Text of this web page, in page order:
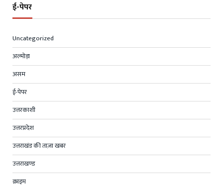
ई-पेपर
Uncategorized
अल्मोड़ा
असम
ई-पेपर
उत्तरकाशी
उत्तरप्रदेश
उत्तराखंड की ताज़ा खबर
उत्तराखण्ड
क्राइम